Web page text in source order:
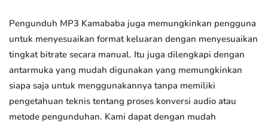
Pengunduh MP3 Kamababa juga memungkinkan pengguna
untuk menyesuaikan format keluaran dengan menyesuaikan
tingkat bitrate secara manual. Itu juga dilengkapi dengan
antarmuka yang mudah digunakan yang memungkinkan
siapa saja untuk menggunakannya tanpa memiliki
pengetahuan teknis tentang proses konversi audio atau
metode pengunduhan. Kami dapat dengan mudah